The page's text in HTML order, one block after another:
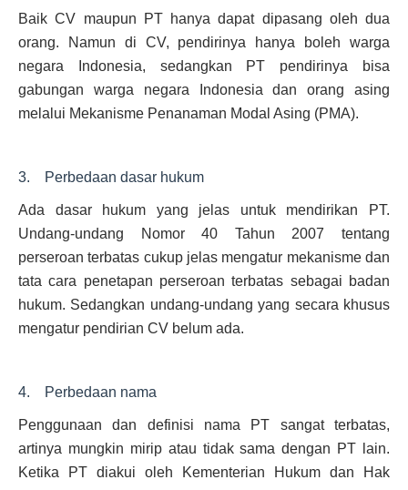
Baik CV maupun PT hanya dapat dipasang oleh dua
orang. Namun di CV, pendirinya hanya boleh warga
negara Indonesia, sedangkan PT pendirinya bisa
gabungan warga negara Indonesia dan orang asing
melalui Mekanisme Penanaman Modal Asing (PMA).
3. Perbedaan dasar hukum
Ada dasar hukum yang jelas untuk mendirikan PT.
Undang-undang Nomor 40 Tahun 2007 tentang
perseroan terbatas cukup jelas mengatur mekanisme dan
tata cara penetapan perseroan terbatas sebagai badan
hukum. Sedangkan undang-undang yang secara khusus
mengatur pendirian CV belum ada.
4. Perbedaan nama
Penggunaan dan definisi nama PT sangat terbatas,
artinya mungkin mirip atau tidak sama dengan PT lain.
Ketika PT diakui oleh Kementerian Hukum dan Hak